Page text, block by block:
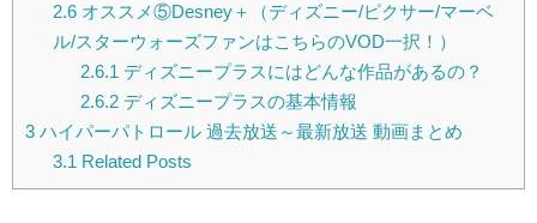
2.6オススメ⑤Desney＋（ディズニー/ピクサー/マーベ
ル/スターウォーズファンはこちらのVOD一択！）
2.6.1 ディズニープラスにはどんな作品があるの？
2.6.2ディズニープラスの基本情報
3 ハイパーパトロール 過去放送～最新放送 動画まとめ
3.1 Related Posts